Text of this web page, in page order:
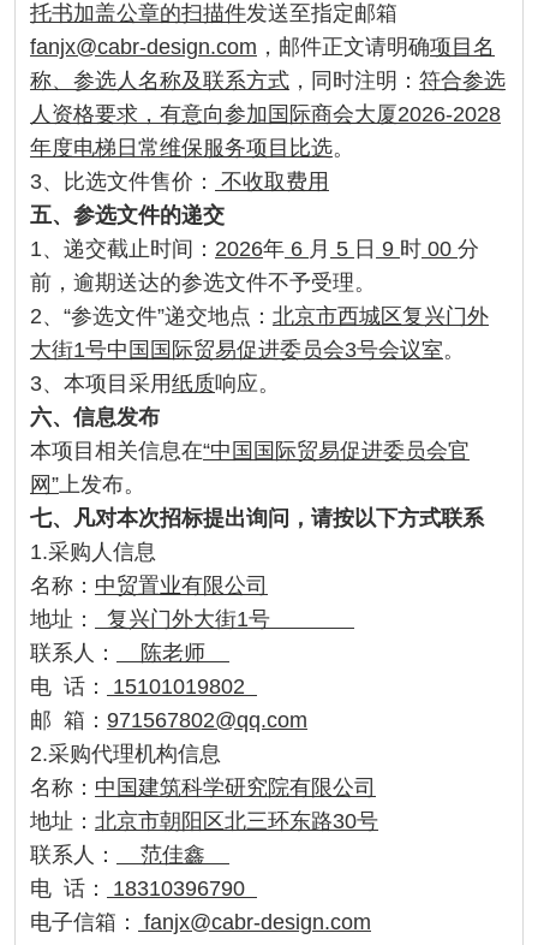
托书加盖公章的扫描件发送至指定邮箱
fanjx@cabr-design.com ，邮件正文请明确项目名
称、参选人名称及联系方式 ，同时注明： 符合参选
人资格要求，有意向参加国际商会大厦2026-2028
年度电梯日常维保服务项目比选。
3、比选文件售价：
不收取费用
五、 参选文件的递交
1、递交截止时间： 2026年 6 月 5 日 9 时 00 分
前，逾期送达的参选文件不予受理。
2、“参选文件”递交地点： 北京市西城区复兴门外
大街1号中国国际贸易促进委员会3号会议室。
3、本项目采用纸质响应。
六、信息发布
本项目相关信息在“中国国际贸易促进委员会官
网”上发布。
七、凡对本次招标提出询问，请按以下方式联系
1.采购人信息
名称： 中贸置业有限公司
地址：
复兴门外大街1号
联系人：
陈老师
电 话：
15101019802
邮 箱： 971567802@qq.com
2.采购代理机构信息
名称： 中国建筑科学研究院有限公司
地址： 北京市朝阳区北三环东路30号
联系人：
范佳鑫
电 话：
18310396790
电子信箱：
fanjx@cabr-design.com